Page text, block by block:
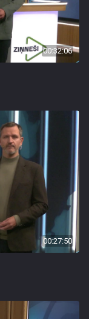
00:32:06
00:27:50